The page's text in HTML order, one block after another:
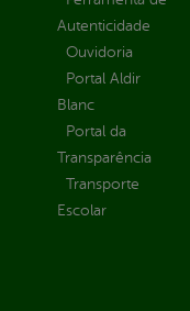
Autenticidade
Ouvidoria
Portal Aldir
Blanc
Portal da
Transparência
Transporte
Escolar